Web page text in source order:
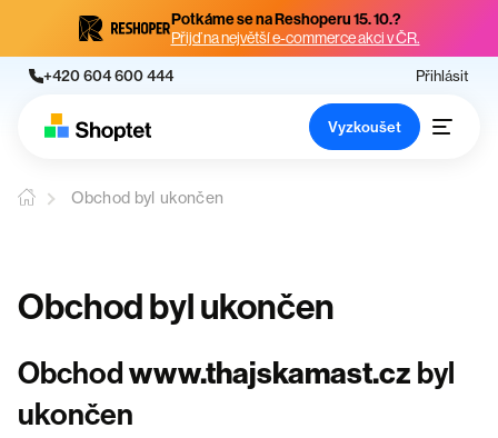
Potkáme se na Reshoperu 15. 10.?
Přijď na největší e-commerce akci v ČR.
+420 604 600 444 Přihlásit
Vyzkoušet
Obchod byl ukončen
Obchod byl ukončen
Obchodwww.thajskamast.cz byl
ukončen